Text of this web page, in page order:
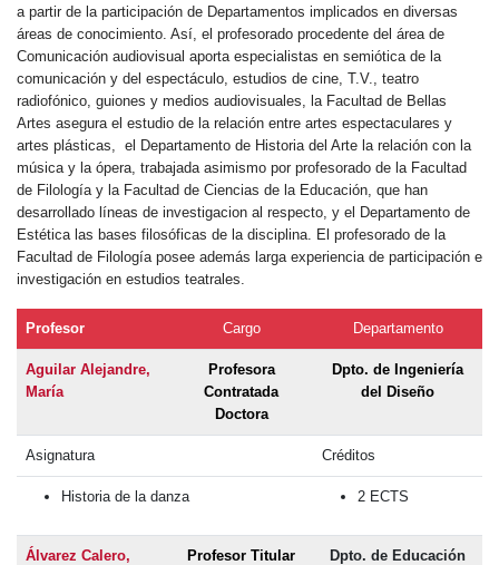
a partir de la participación de Departamentos implicados en diversas
áreas de conocimiento. Así, el profesorado procedente del área de
Comunicación audiovisual aporta especialistas en semiótica de la
comunicación y del espectáculo, estudios de cine, T.V., teatro
radiofónico, guiones y medios audiovisuales, la Facultad de Bellas
Artes asegura el estudio de la relación entre artes espectaculares y
artes plásticas, el Departamento de Historia del Arte la relación con la
música y la ópera, trabajada asimismo por profesorado de la Facultad
de Filología y la Facultad de Ciencias de la Educación, que han
desarrollado líneas de investigacion al respecto, y el Departamento de
Estética las bases filosóficas de la disciplina. El profesorado de la
Facultad de Filología posee además larga experiencia de participación e
investigación en estudios teatrales.
Profesor Cargo Departamento
Aguilar Alejandre,
María
Profesora
Contratada
Doctora
Dpto. de Ingeniería
del Diseño
Asignatura Créditos
Historia de la danza 2 ECTS
Álvarez Calero,
Profesor Titular
Dpto. de Educación